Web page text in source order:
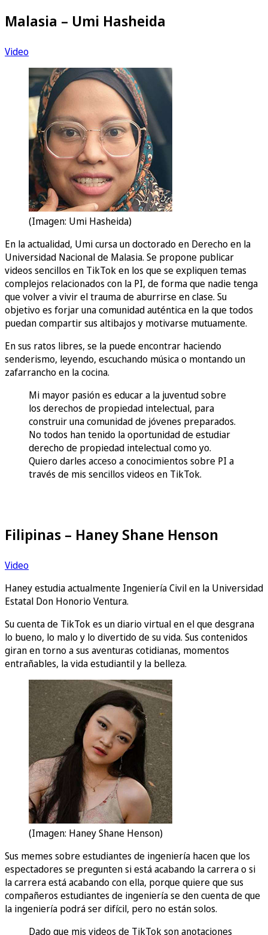
Malasia – Umi Hasheida
Video
(Imagen: Umi Hasheida)
En la actualidad, Umi cursa un doctorado en Derecho en la
Universidad Nacional de Malasia. Se propone publicar
videos sencillos en TikTok en los que se expliquen temas
complejos relacionados con la PI, de forma que nadie tenga
que volver a vivir el trauma de aburrirse en clase. Su
objetivo es forjar una comunidad auténtica en la que todos
puedan compartir sus altibajos y motivarse mutuamente.
En sus ratos libres, se la puede encontrar haciendo
senderismo, leyendo, escuchando música o montando un
zafarrancho en la cocina.
Mi mayor pasión es educar a la juventud sobre
los derechos de propiedad intelectual, para
construir una comunidad de jóvenes preparados.
No todos han tenido la oportunidad de estudiar
derecho de propiedad intelectual como yo.
Quiero darles acceso a conocimientos sobre PI a
través de mis sencillos videos en TikTok.
Filipinas – Haney Shane Henson
Video
Haney estudia actualmente Ingeniería Civil en la Universidad
Estatal Don Honorio Ventura.
Su cuenta de TikTok es un diario virtual en el que desgrana
lo bueno, lo malo y lo divertido de su vida. Sus contenidos
giran en torno a sus aventuras cotidianas, momentos
entrañables, la vida estudiantil y la belleza.
(Imagen: Haney Shane Henson)
Sus memes sobre estudiantes de ingeniería hacen que los
espectadores se pregunten si está acabando la carrera o si
la carrera está acabando con ella, porque quiere que sus
compañeros estudiantes de ingeniería se den cuenta de que
la ingeniería podrá ser difícil, pero no están solos.
Dado que mis videos de TikTok son anotaciones